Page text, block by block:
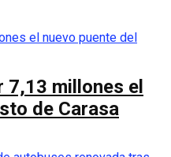
7,13 millones el
de Carasa